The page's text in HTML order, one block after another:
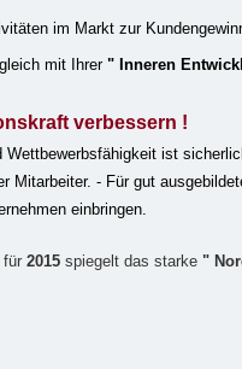
im Markt zur
mit Ihrer" Inneren
verbessern !
ist
Mitarbeiter. - Für gut
einbringen.
für 2015 spiegelt das starke "